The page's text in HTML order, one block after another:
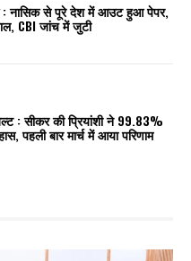
: नासिक से पूरे देश में आउट हुआ पेपर,
CBI जांच में जुटी
: सीकर की प्रियांशी ने 99.83%
पहली बार मार्च में आया परिणाम